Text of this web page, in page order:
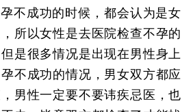
不成功的时候，都会认为是女
所以女性是去医院检查不孕的
是很多情况是出现在男性身上
不成功的情况，男女双方都应
男性一定要不要讳疾忌医，也